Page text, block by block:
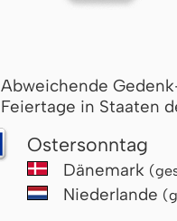
Abweichende
Feiertage in Staaten
Ostersonntag
Dänemark
Niederlande